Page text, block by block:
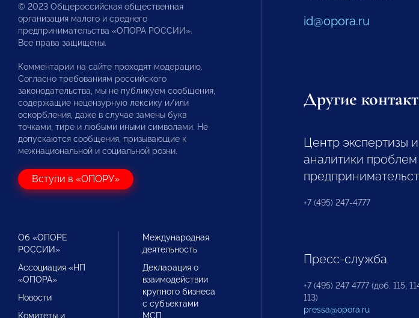
© 2023 Общероссийская общественная
организация малого и среднего
предпринимательства «ОПОРА РОССИИ».
Все права защищены.
Комментарии на сайте проходят модерацию.
Согласно требованиям российского
законодательства, мы не публикуем сообщения,
содержащие нецензурную лексику и/или
оскорбления, даже в случае замены букв
точками, тире и любыми иными символами. Не
допускаются сообщения, призывающие к
межнациональной и социальной розни.
Вступи в «ОПОРУ»
Об «ОПОРЕ
РОССИИ»
Ассоциация «НП
«ОПОРА»
Новости
Комитеты и
Международная
деятельность
Декларация о
взаимодействии
крупного бизнеса
с субъектами
МСП
id@opora.ru
Другие
Центр экспертизы и
аналитики проблем
+7 (495) 247-4777
Пресс-служба
+7 (495) 247 4777 (доб. 115,
113)
pressa@opora.ru